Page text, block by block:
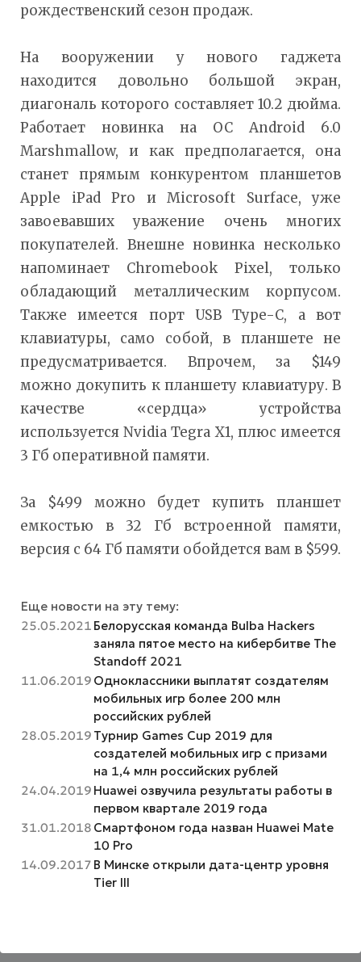
рождественский сезон продаж.
На вооружении у нового гаджета
находится довольно большой экран,
диагональ которого составляет 10.2 дюйма.
Работает новинка на ОС Android 6.0
Marshmallow, и как предполагается, она
станет прямым конкурентом планшетов
Apple iPad Pro и Microsoft Surface, уже
завоевавших уважение очень многих
покупателей. Внешне новинка несколько
напоминает Chromebook Pixel, только
обладающий металлическим корпусом.
Также имеется порт USB Type-C, а вот
клавиатуры, само собой, в планшете не
предусматривается. Впрочем, за $149
можно докупить к планшету клавиатуру. В
качестве «сердца» устройства
используется Nvidia Tegra X1, плюс имеется
3 Гб оперативной памяти.
За $499 можно будет купить планшет
емкостью в 32 Гб встроенной памяти,
версия с 64 Гб памяти обойдется вам в $599.
Еще новости на эту тему:
25.05.2021 Белорусская команда Bulba Hackers
заняла пятое место на кибербитве The
Standoff 2021
11.06.2019 Одноклассники выплатят создателям
мобильных игр более 200 млн
российских рублей
28.05.2019 Турнир Games Cup 2019 для
создателей мобильных игр с призами
на 1,4 млн российских рублей
24.04.2019 Huawei озвучила результаты работы в
первом квартале 2019 года
31.01.2018 Смартфоном года назван Huawei Mate
10 Pro
14.09.2017 В Минске открыли дата-центр уровня
Tier III